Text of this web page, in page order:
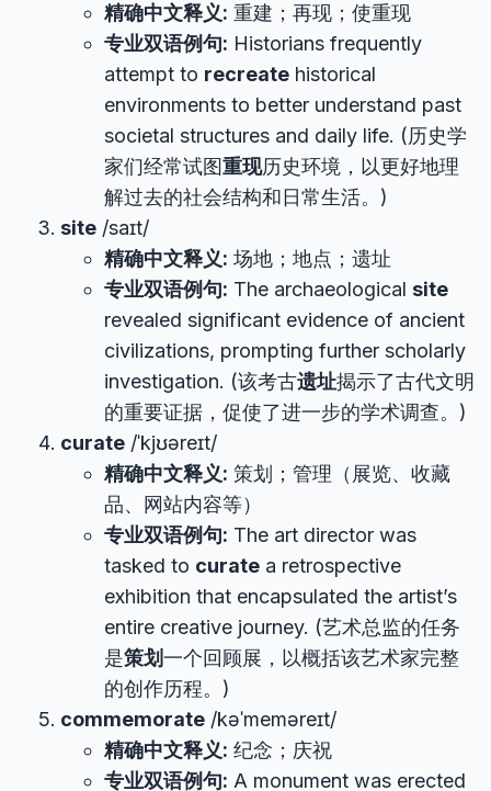
精确中文释义: 重建；再现；使重现
专业双语例句: Historians frequently
attempt to recreate historical
environments to better understand past
societal structures and daily life. (历史学
家们经常试图重现历史环境，以更好地理
解过去的社会结构和日常生活。)
site /saɪt/
精确中文释义: 场地；地点；遗址
专业双语例句: The archaeological site
revealed significant evidence of ancient
civilizations, prompting further scholarly
investigation. (该考古遗址揭示了古代文明
的重要证据，促使了进一步的学术调查。)
curate /ˈkjʊəreɪt/
精确中文释义: 策划；管理（展览、收藏
品、网站内容等）
专业双语例句: The art director was
tasked to curate a retrospective
exhibition that encapsulated the artist’s
entire creative journey. (艺术总监的任务
是策划一个回顾展，以概括该艺术家完整
的创作历程。)
commemorate /kəˈmeməreɪt/
精确中文释义: 纪念；庆祝
专业双语例句: A monument was erected